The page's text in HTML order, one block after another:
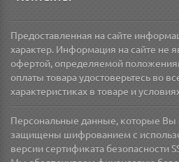
Предоставленная на сайте
характер. Информация на сайте не
офертой, определяемой
оплаты товара удостоверьтесь во
характеристиках в товаре и
Персональные данные, которые Вы
защищены шифрованием с
версии сертификата безопасности